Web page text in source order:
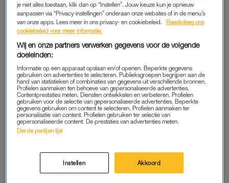
ketel te halen. De luchthaven meldt nu minder passagiers te
verwachten de komende dagen.
Volgens een woordvoerder hebben luchtvaartmaatschappijen
gehoor gegeven aan de oproep door vluchten te annuleren,
om te boeken en te verplaatsen naar nabijgelegen luchthaven
Rotterdam The Hague Airport.
SCHIPHOL
Sommige luchtvaartmaatschappijen onderzoeken nog welke
doelstelling van Schiphol om zaterdag 3500 minder passagiers
op de luchthaven te hebben is “om en nabij gelukt”, zegt de
luchthavenwoordvoerder. Reizigers moeten nog wel rekening
je niet alles toestaan, klik dan op “Instellen”. Jouw keuze kun je opnieuw
aanpassen via “Privacy-instellingen” onderaan onze websites of in de menu’s
van onze apps. Lees meer in ons privacy- en cookiebeleid.
Raadpleeg ons
cookiebeleid voor meer informatie.
Wij en onze partners verwerken gegevens voor de volgende
doeleinden:
Informatie op een apparaat opslaan en/of openen. Beperkte gegevens
gebruiken om advertenties te selecteren. Publieksgroepen begrijpen aan de
hand van statistieken of combinaties van gegevens uit verschillende bronnen.
Profielen aanmaken ten behoeve van gepersonaliseerde advertenties.
Contentprestaties meten. Diensten ontwikkelen en verbeteren. Profielen
gebruiken voor de selectie van gepersonaliseerde advertenties. Beperkte
gegevens gebruiken om content te selecteren. Profielen aanmaken ter
personalisatie van content. Profielen gebruiken ter selectie van
gepersonaliseerde content. De prestaties van advertenties meten.
Derde partijen lijst
Instellen Akkoord